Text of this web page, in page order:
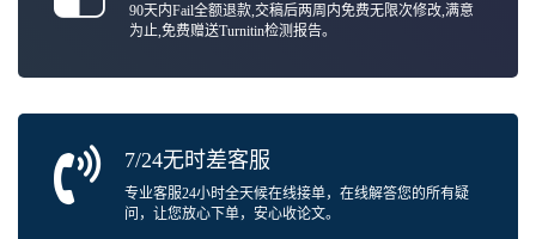
90天内Fail全额退款,交稿后两周内免费无限次修改,满意
为止,免费赠送Turnitin检测报告。
7/24无时差客服
专业客服24小时全天候在线接单，在线解答您的所有疑
问，让您放心下单，安心收论文。